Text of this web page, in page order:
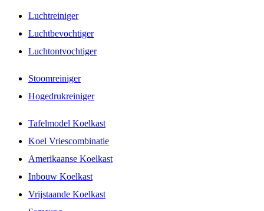
Luchtreiniger
Luchtbevochtiger
Luchtontvochtiger
Stoomreiniger
Hogedrukreiniger
Tafelmodel Koelkast
Koel Vriescombinatie
Amerikaanse Koelkast
Inbouw Koelkast
Vrijstaande Koelkast